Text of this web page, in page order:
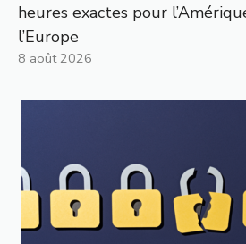
heures exactes pour
l’Europe
8 août 2026